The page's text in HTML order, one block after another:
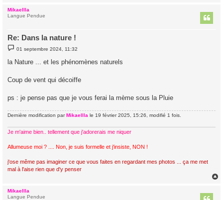
Mikaellla
Langue Pendue
Re: Dans la nature !
M
e
s
s
e
01 septembre 2024, 11:32
la Nature ... et les phénomènes naturels
Coup de vent qui décoiffe
ps : je pense pas que je vous ferai la mème sous la Pluie
Dernière modification parMikaellla le 19 février 2025, 15:26, modifié 1 fois.
Je m'aime bien.. tellement que j'adorerais me niquer
Allumeuse moi ? .... Non, je suis formelle et j'insiste, NON !
j'ose même pas imaginer ce que vous faites en regardant mes photos ... ça me met
mal à l'aise rien que d'y penser
Mikaellla
Langue Pendue